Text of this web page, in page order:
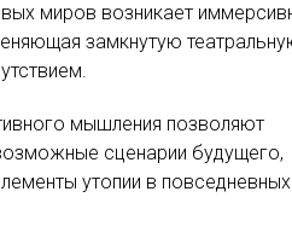
миров возникает
замкнутую
мышления позволяют
сценарии будущего,
утопии в повседневных